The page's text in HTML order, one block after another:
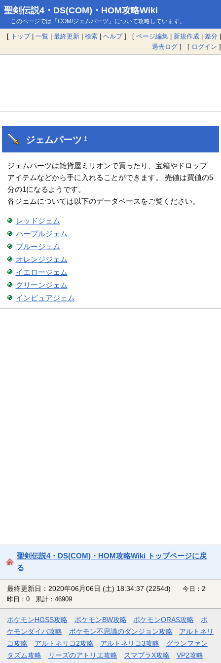
聖剣伝説4・DS(COM)・HOM攻略Wiki
このページでは「COM/ジェムパーツ」について攻略しています。
[ トップ| 一覧 | 最終更新 | 検索 | ヘルプ] [ ページ編集 | 新規作成 | 差分 |
過去ログ ] [ ログイン ]
ジェムパーツ†
ジェムパーツは雑貨屋ミリオンで買ったり、宝箱やドロップ
アイテムなどから手に入れることができます。 売値は買値の5
分の1になるようです。
各ジェムについては以下のデータベースをご覧ください。
レッドジェム
パープルジェム
ブルージェム
オレンジジェム
イエロージェム
グリーンジェム
インピュアジェム
聖剣伝説4・DS(COM)・HOM攻略Wiki トップページに戻
る
最終更新日：2020年06月06日 (土) 18:34:37 (2254d)
今日：2
昨日：0 累計：46909
ポケモンHGSS攻略 ポケモンBW攻略 ポケモンORAS攻略
ポ
ケモンダイパ攻略
ポケモン不思議のダンジョン攻略
アルトネリ
コ攻略
アルトネリコ2攻略 アルトネリコ3攻略
グランファン
タズム攻略
リーズのアトリエ攻略 スマブラX攻略
VP2攻略